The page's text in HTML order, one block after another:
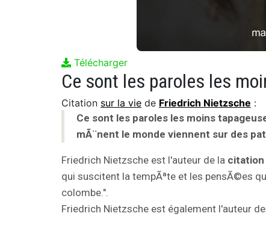
Télécharger
Citation sur la vie de Friedrich Nietzsche :
Ce sont les paroles les moins
mÃ¨nent le monde viennent sur des
Friedrich Nietzsche est l'auteur de la citation
qui suscitent la tempÃªte et les pensÃ©es
colombe.".
Friedrich Nietzsche est également l'auteur